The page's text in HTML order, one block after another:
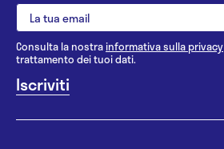
Consulta la nostrainformativa sulla privacy
trattamento dei tuoi dati.